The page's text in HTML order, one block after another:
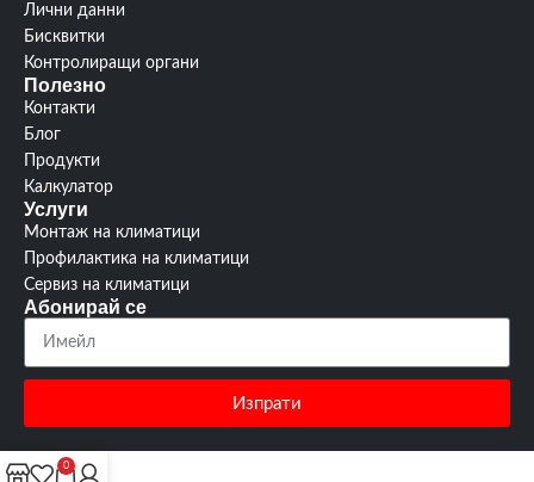
Лични данни
Бисквитки
Контролиращи органи
Полезно
Контакти
Блог
Продукти
Калкулатор
Услуги
Монтаж на климатици
Профилактика на климатици
Сервиз на климатици
Абонирай се
Изпрати
0